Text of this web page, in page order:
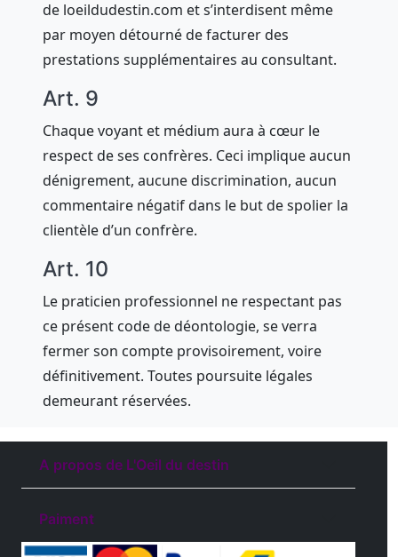
de loeildudestin.com et s’interdisent même
par moyen détourné de facturer des
prestations supplémentaires au consultant.
Art. 9
Chaque voyant et médium aura à cœur le
respect de ses confrères. Ceci implique aucun
dénigrement, aucune discrimination, aucun
commentaire négatif dans le but de spolier la
clientèle d’un confrère.
Art. 10
Le praticien professionnel ne respectant pas
ce présent code de déontologie, se verra
fermer son compte provisoirement, voire
définitivement. Toutes poursuite légales
demeurant réservées.
A propos de L'Oeil du destin
Paiment